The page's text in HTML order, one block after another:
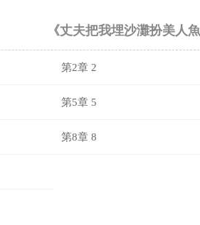
《丈夫把我埋沙灘扮美人
第2章 2
第5章 5
第8章 8